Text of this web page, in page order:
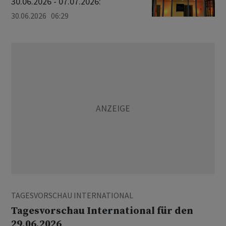
30.06.2026 06:29
TAGESVORSCHAU INTERNATIONAL
Tagesvorschau International für den